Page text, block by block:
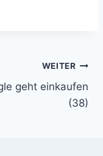
WEITER
geht einkaufen
(38)